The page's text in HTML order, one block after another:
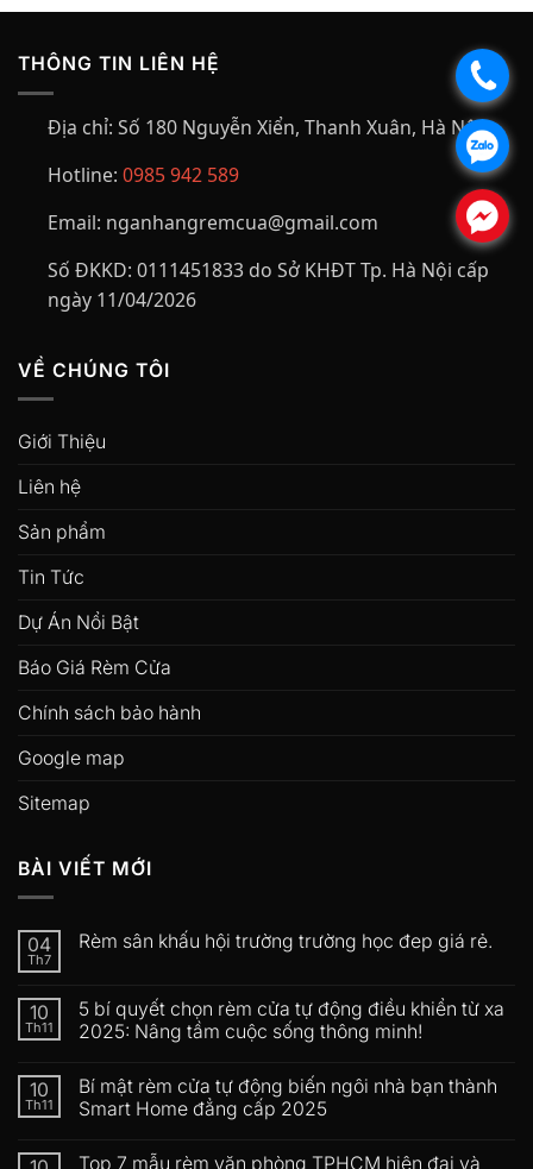
THÔNG TIN LIÊN HỆ
Địa chỉ: Số 180 Nguyễn Xiển, Thanh Xuân, Hà Nội
Hotline: 0985 942 589
Email: nganhangremcua@gmail.com
Số ĐKKD: 0111451833 do Sở KHĐT Tp. Hà Nội cấp
ngày 11/04/2026
VỀ CHÚNG TÔI
Giới Thiệu
Liên hệ
Sản phẩm
Tin Tức
Dự Án Nổi Bật
Báo Giá Rèm Cửa
Chính sách bảo hành
Google map
Sitemap
BÀI VIẾT MỚI
04
Th7
Rèm sân khấu hội trường trường học đep giá rẻ.
10
Th11
5 bí quyết chọn rèm cửa tự động điều khiển từ xa
2025: Nâng tầm cuộc sống thông minh!
10
Th11
Bí mật rèm cửa tự động biến ngôi nhà bạn thành
Smart Home đẳng cấp 2025
Top 7 mẫu rèm văn phòng TPHCM hiện đại và
.
.
.